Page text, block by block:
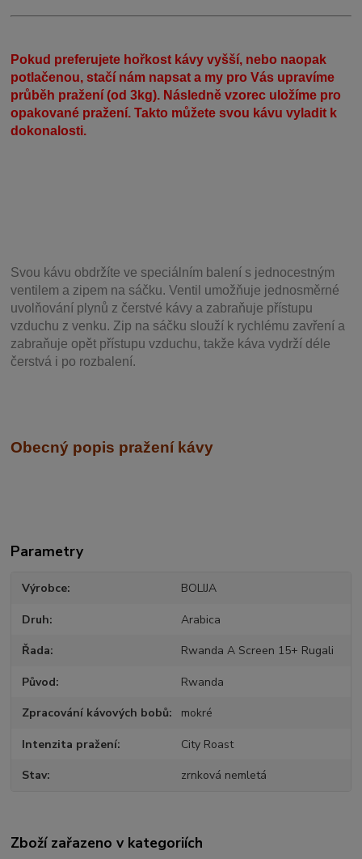
Pokud preferujete hořkost kávy vyšší, nebo naopak
potlačenou, stačí nám napsat a my pro Vás upravíme
průběh pražení (od 3kg). Následně vzorec uložíme pro
opakované pražení. Takto můžete svou kávu vyladit k
dokonalosti.
Svou kávu obdržíte ve speciálním balení s jednocestným
ventilem a zipem na sáčku. Ventil umožňuje jednosměrné
uvolňování plynů z čerstvé kávy a zabraňuje přístupu
vzduchu z venku. Zip na sáčku slouží k rychlému zavření a
zabraňuje opět přístupu vzduchu, takže káva vydrží déle
čerstvá i po rozbalení.
Obecný popis pražení kávy
Parametry
Výrobce BOLIJA
Druh Arabica
Řada Rwanda A Screen 15+ Rugali
Původ Rwanda
Zpracování kávových bobů mokré
Intenzita pražení City Roast
Stav zrnková nemletá
Zboží zařazeno v kategoriích